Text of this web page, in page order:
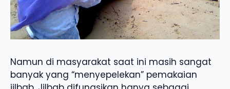
Namun di masyarakat saat ini masih sangat
banyak yang “menyepelekan” pemakaian